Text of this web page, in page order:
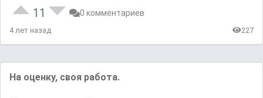
11 0 комментариев
4 лет назад 227
На оценку, своя работа.